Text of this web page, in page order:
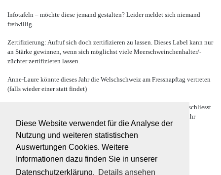
Diese Website verwendet für die Analyse der
Nutzung und weiteren statistischen
Auswertungen Cookies. Weitere
Informationen dazu finden Sie in unserer
Datenschutzerklärung. Details ansehen
Infotafeln – möchte diese jemand gestalten? Leider meldet sich niemand
freiwillig.
Zertifizierung: Aufruf sich doch zertifizieren zu lassen. Dieses Label kann nur
an Stärke gewinnen, wenn sich möglichst viele Meerschweinchenhalter/-
züchter zertifizieren lassen.
Anne-Laure könnte dieses Jahr die Welschschweiz am Fressnapftag vertreten
(falls wieder einer statt findet)
Nachdem es keine Einwände gegen die Versammlungsführung gibt, schliesst
Priska den offiziellen Teil der DV um 21.00 Uhr und dankt allen für ihr
Kommen.
Karin Burri